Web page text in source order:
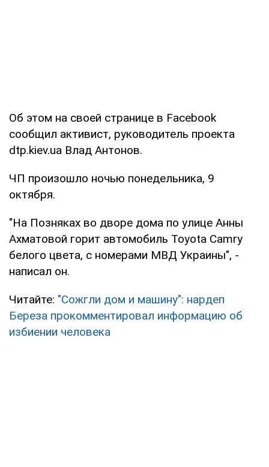
Об этом на своей странице в Facebook
сообщил активист, руководитель проекта
dtp.kiev.ua Влад Антонов.
ЧП произошло ночью понедельника, 9
октября.
"На Позняках во дворе дома по улице Анны
Ахматовой горит автомобиль Toyota Camry
белого цвета, с номерами МВД Украины", -
написал он.
Читайте: "Сожгли дом и машину": нардеп
Береза прокомментировал информацию об
избиении человека